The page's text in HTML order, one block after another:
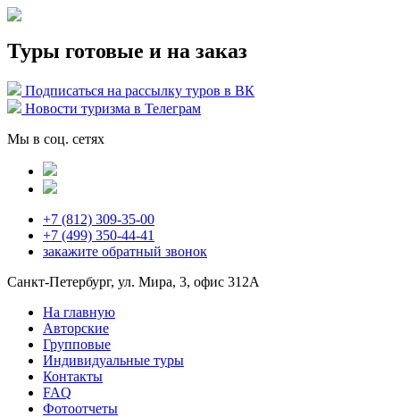
Туры готовые и на заказ
Подписаться на рассылку туров в ВК
Новости туризма в Телеграм
Мы в соц. сетях
+7 (812) 309-35-00
+7 (499) 350-44-41
закажите обратный звонок
Санкт-Петербург, ул. Мира, 3, офис 312А
На главную
Авторские
Групповые
Индивидуальные туры
Контакты
FAQ
Фотоотчеты